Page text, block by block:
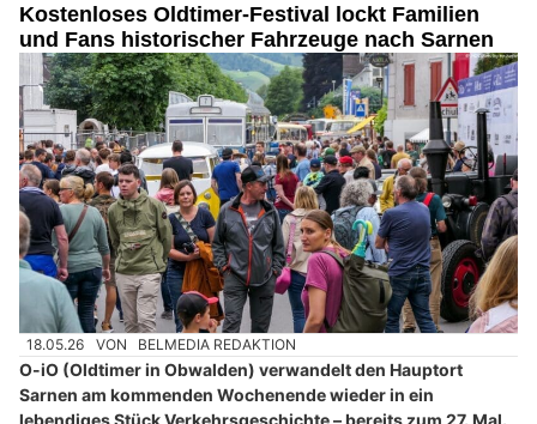
Kostenloses Oldtimer-Festival lockt Familien
und Fans historischer Fahrzeuge nach Sarnen
18.05.26 VON BELMEDIA REDAKTION
O-iO (Oldtimer in Obwalden) verwandelt den Hauptort
Sarnen am kommenden Wochenende wieder in ein